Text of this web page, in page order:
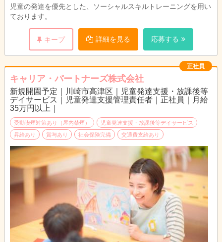
児童の発達を優先とした、ソーシャルスキルトレーニングを用い
ております。
キープ 詳細を見る 応募する
正社員
キャリア・パートナーズ株式会社
新規開園予定｜川崎市高津区｜児童発達支援・放課後等
デイサービス｜児童発達支援管理責任者｜正社員｜月給
35万円以上｜
受動喫煙対策あり（屋内禁煙）
児童発達支援・放課後等デイサービス
昇給あり
賞与あり 社会保険完備 交通費支給あり